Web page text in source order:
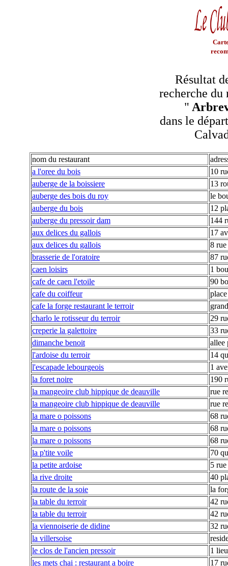
Résultat
recherche du
"
dans le
nom du restaurant
a l'oree du bois
10
auberge de la boissiere
13
auberge des bois du roy
le
auberge du bois
12
auberge du pressoir dam
144
aux delices du gallois
17
aux delices du gallois
8
brasserie de l'oratoire
87
caen loisirs
1
cafe de caen l'etoile
90
cafe du coiffeur
cafe la forge restaurant le terroir
charlo le rotisseur du terroir
29
creperie la galettoire
33
dimanche benoit
allee
l'ardoise du terroir
14
l'escapade lebourgeois
1
la foret noire
190
la mangeoire club hippique de deauville
rue
la mangeoire club hippique de deauville
rue
la mare o poissons
68
la mare o poissons
68
la mare o poissons
68
la p'tite voile
70
la petite ardoise
5
la rive droite
40
la route de la soie
la
la table du terroir
42
la table du terroir
42
la viennoiserie de didine
32
la villersoise
le clos de l'ancien pressoir
1
les mets chai : restaurant a boire
17